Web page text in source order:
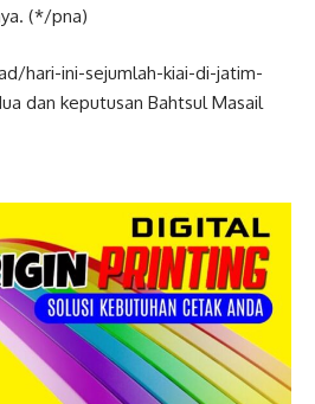
(*/pna)
hari-ini-sejumlah-kiai-di-jatim-
dan keputusan Bahtsul Masail